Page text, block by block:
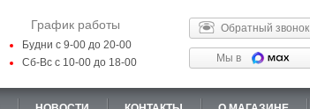
График работы
Будни с 9-00 до 20-00
Сб-Вс с 10-00 до 18-00
Обратный звонок
Мы в